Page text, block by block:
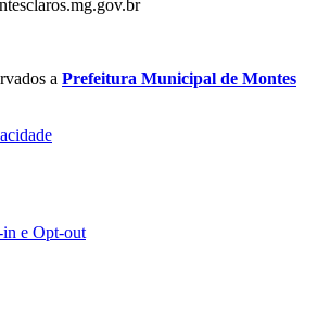
a Prefeitura Municipal de Montes
e Opt-out